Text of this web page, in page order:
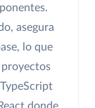
asegura
lo que
proyectos